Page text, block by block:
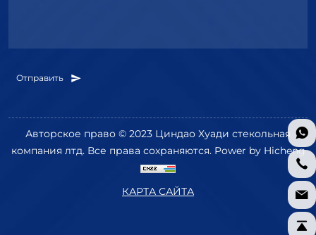
Отправить
Авторское право © 2023 Циндао Хуади стекольная
компания лтд. Все права сохраняются. Power by Hicheng
КАРТА САЙТА